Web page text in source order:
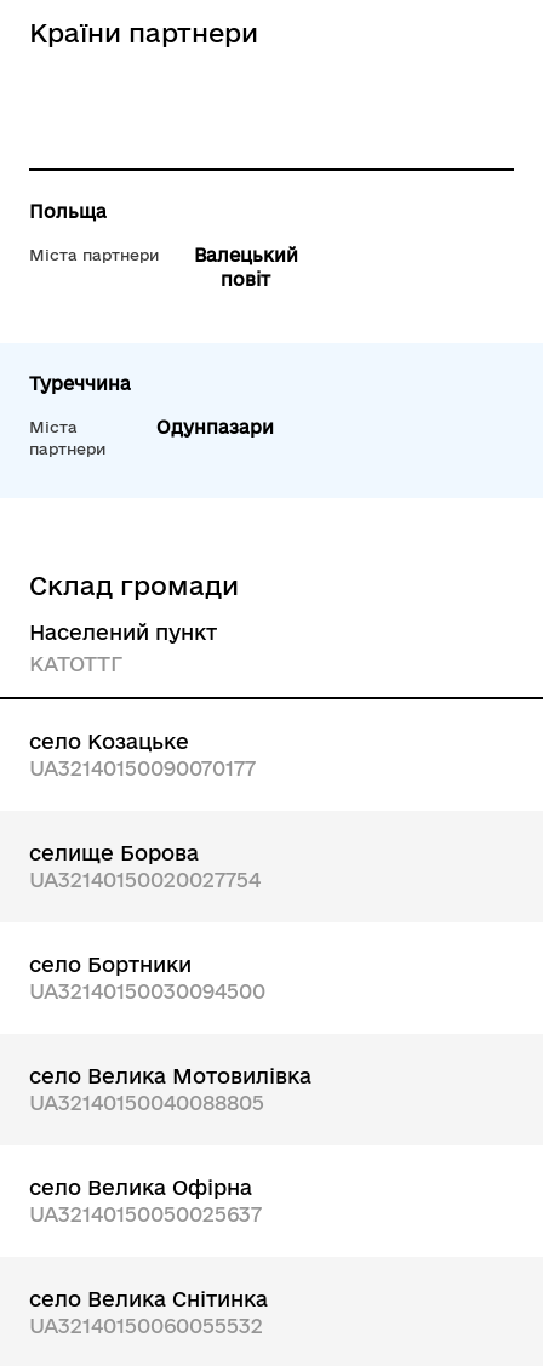
Країни партнери
Польща
Міста партнери
Валецький
повіт
Туреччина
Міста
партнери
Одунпазари
Склад громади
Населений пункт
КАТОТТГ
село Козацьке
UA32140150090070177
селище Борова
UA32140150020027754
село Бортники
UA32140150030094500
село Велика Мотовилівка
UA32140150040088805
село Велика Офірна
UA32140150050025637
село Велика Снітинка
UA32140150060055532